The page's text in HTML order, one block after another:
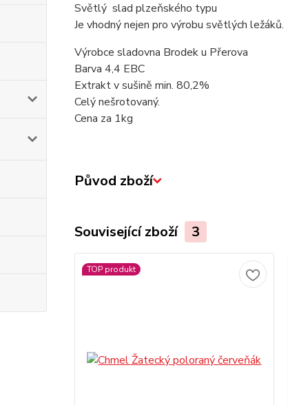
Světlý slad plzeňského typu
Je vhodný nejen pro výrobu světlých ležáků.
Výrobce sladovna Brodek u Přerova
Barva 4,4 EBC
Extrakt v sušině min. 80,2%
Celý nešrotovaný.
Cena za 1kg
Původ zboží
Související zboží 3
TOP produkt